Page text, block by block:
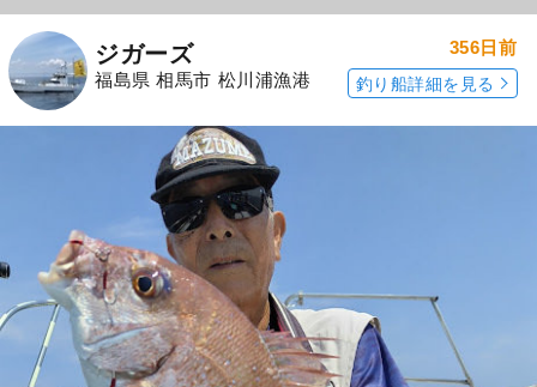
ジガーズ
福島県 相馬市 松川浦漁港
356日前
釣り船詳細を見る